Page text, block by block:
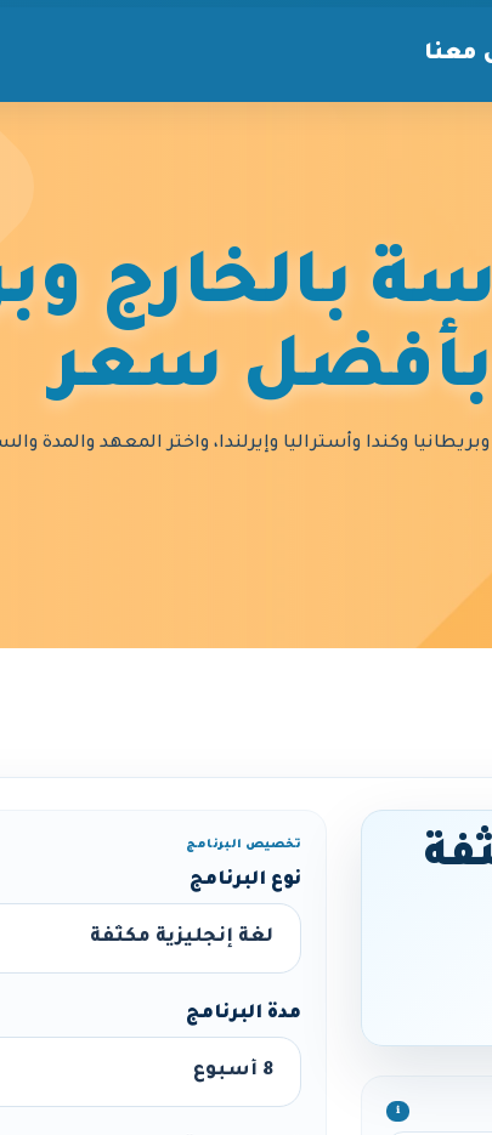
معنا
بالخارج
بأفضل سعر
وكندا وأستراليا وإيرلندا، واختر المعهد والمدة
ℹ️
تخصيص البرنامج
نوع البرنامج
مدة البرنامج